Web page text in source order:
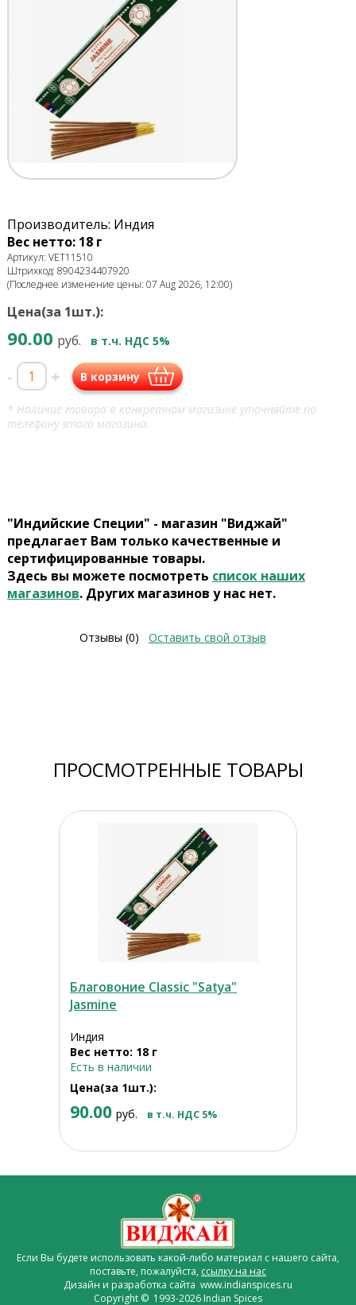
Производитель: Индия
Вес нетто: 18 г
Артикул: VET11510
Штрихкод: 8904234407920
(Последнее изменение цены: 07 Aug 2026, 12:00)
Цена(за 1шт.):
90.00 руб. в т.ч. НДС 5%
- + В корзину
* Наличие товара в конкретном магазине уточняйте по
телефону этого магазина.
"Индийские Специи" - магазин "Виджай"
предлагает Вам только качественные и
сертифицированные товары.
Здесь вы можете посмотреть список наших
магазинов. Других магазинов у нас нет.
Отзывы (0) Оставить свой отзыв
ПРОСМОТРЕННЫЕ ТОВАРЫ
Благовоние Classic "Satya"
Jasmine
Индия
Вес нетто: 18 г
Есть в наличии
Цена(за 1шт.):
90.00 руб. в т.ч. НДС 5%
Если Вы будете использовать какой-либо материал с нашего сайта,
поставьте, пожалуйста, ссылку на нас
Дизайн и разработка сайта www.indianspices.ru
Copyright © 1993-2026 Indian Spices